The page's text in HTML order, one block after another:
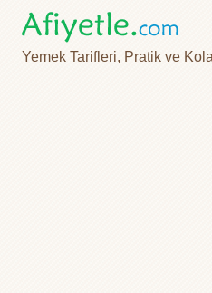
Yemek Tarifleri, Pratik ve